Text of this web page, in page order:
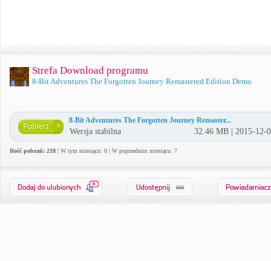
Strefa Download programu
8-Bit Adventures The Forgotten Journey Remastered Edition Demo
8-Bit Adventures The Forgotten Journey Remaster...
Wersja stabilna 32.46 MB | 2015-12-
Ilość pobrań: 218 | W tym miesiącu: 0 | W poprzednim miesiącu: 7
0